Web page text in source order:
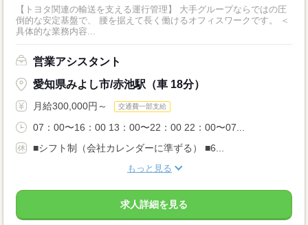
【トヨタ関連の輸送を支える運行管理】 大手グループならではの圧
倒的な安定基盤で、 腰を据えて長く働けるオフィスワークです。 ＜
具体的な業務内容...
営業アシスタント
愛知県みよし市/赤池駅（車 18分）
月給300,000円～ 交通費一部支給
07：00〜16：00 13：00〜22：00 22：00〜07...
■シフト制（会社カレンダーに準ずる） ■6...
もっと見る
求人詳細を見る